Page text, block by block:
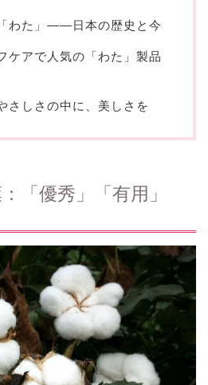
わた」——日本の歴史と今
ケアで人気の「わた」製品
さしさの中に、美しさを
「優秀」「有用」